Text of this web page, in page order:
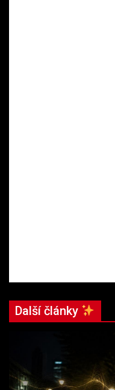
Další články